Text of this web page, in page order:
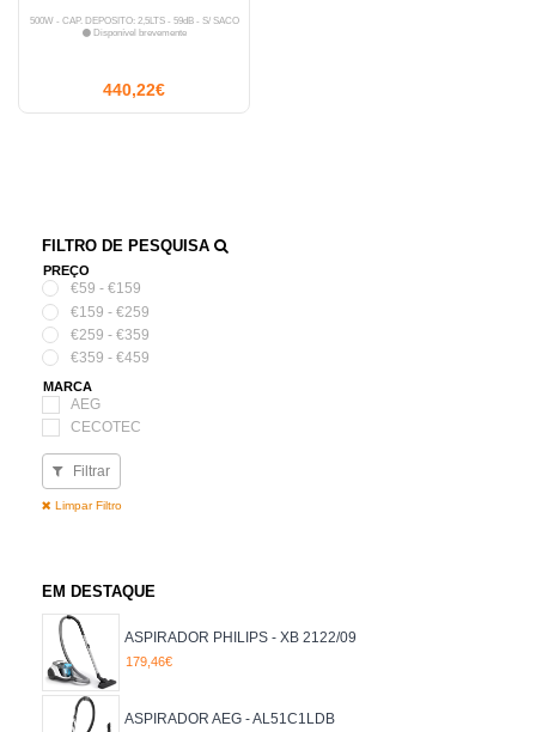
FILTRO DE PESQUISA
PREÇO
€59 - €159
€159 - €259
€259 - €359
€359 - €459
MARCA
AEG
CECOTEC
FLAMA
HOOVER
POLTI
ROWENTA
TAURUS
UFESA
POTÊNCIA (W)
1000
1200
Filtrar
Limpar Filtro
EM DESTAQUE
ASPIRADOR PHILIPS - XB 2122/09
179,46€
ASPIRADOR AEG - AL51C1LDB
500W - CAP. DEPÓSITO: 2,5LTS - 59dB - S/ SACO
Disponível brevemente
440,22€